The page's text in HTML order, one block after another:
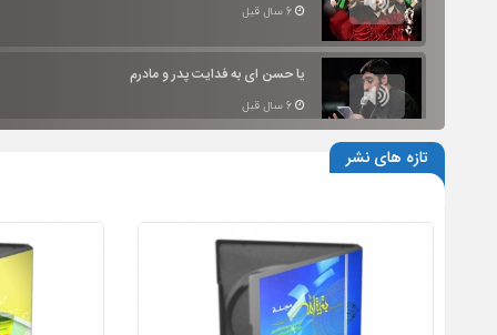
6 سال قبل
یا حسن ای به فدایت پدر و مادرم
6 سال قبل
میلاد پیامبر (ص) و امام صادق (ع)
6 سال قبل
تازه های نشر